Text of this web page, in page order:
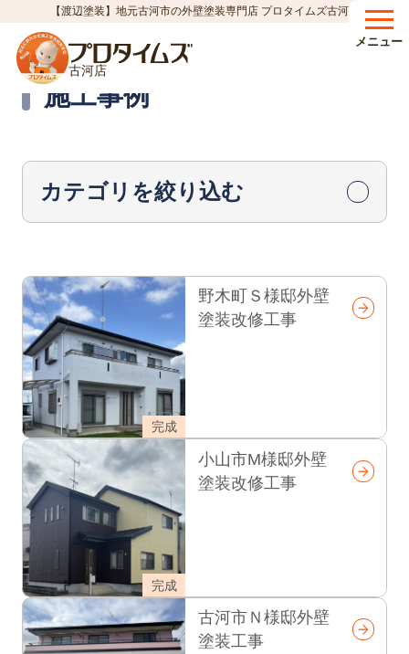
【渡辺塗装】地元古河市の外壁塗装専門店 プロタイムズ古河店
古河店
メニュー
HOME>施工事例>ページ 6
施工事例
Works
カテゴリを絞り込む
完成
野木町Ｓ様邸外壁
塗装改修工事
完成
小山市М様邸外壁
塗装改修工事
古河市Ｎ様邸外壁
塗装工事